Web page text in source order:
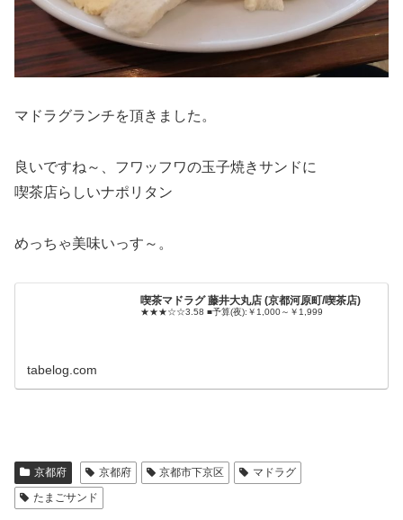
マドラグランチを頂きました。
良いですね～、フワッフワの玉子焼きサンドに
喫茶店らしいナポリタン
めっちゃ美味いっす～。
喫茶マドラグ 藤井大丸店 (京都河原町/喫茶店)
★★★☆☆3.58 ■予算(夜):￥1,000～￥1,999
tabelog.com
京都府 京都府 京都市下京区
マドラグ
たまごサンド